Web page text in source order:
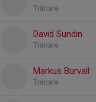
Tränare
David Sundin
Tränare
Markus Burvall
Tränare